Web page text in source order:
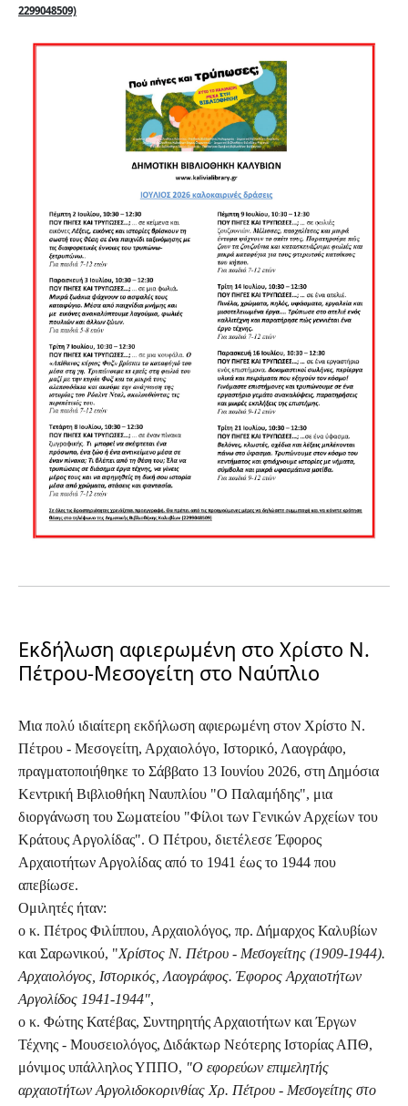
2299048509)
Εκδήλωση αφιερωμένη στο Χρίστο Ν.
Πέτρου-Μεσογείτη στο Ναύπλιο
Μια πολύ ιδιαίτερη εκδήλωση αφιερωμένη στον Χρίστο Ν.
Πέτρου - Μεσογείτη, Αρχαιολόγο, Ιστορικό, Λαογράφο,
πραγματοποιήθηκε το Σάββατο 13 Ιουνίου 2026, στη Δημόσια
Κεντρική Βιβλιοθήκη Ναυπλίου "Ο Παλαμήδης", μια
διοργάνωση του Σωματείου "Φίλοι των Γενικών Αρχείων του
Κράτους Αργολίδας". Ο Πέτρου, διετέλεσε Έφορος
Αρχαιοτήτων Αργολίδας από το 1941 έως το 1944 που
απεβίωσε.
Ομιλητές ήταν:
ο κ. Πέτρος Φιλίππου, Αρχαιολόγος, πρ. Δήμαρχος Καλυβίων
και Σαρωνικού, "Χρίστος Ν. Πέτρου - Μεσογείτης (1909-1944).
Αρχαιολόγος, Ιστορικός, Λαογράφος. Έφορος Αρχαιοτήτων
Αργολίδος 1941-1944",
ο κ. Φώτης Κατέβας, Συντηρητής Αρχαιοτήτων και Έργων
Τέχνης - Μουσειολόγος, Διδάκτωρ Νεότερης Ιστορίας ΑΠΘ,
μόνιμος υπάλληλος ΥΠΠΟ, "Ο εφορεύων επιμελητής
αρχαιοτήτων Αργολιδοκορινθίας Χρ. Πέτρου - Μεσογείτης στο